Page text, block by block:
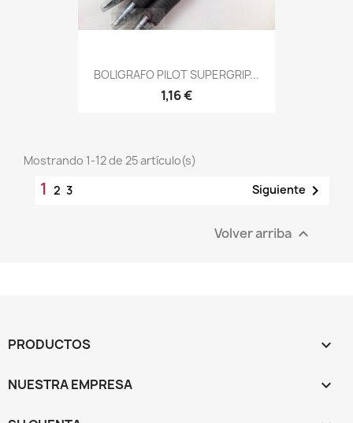
BOLIGRAFO PILOT SUPERGRIP...
1,16 €
Mostrando 1-12 de 25 artículo(s)
1 2 3 Siguiente 
Volver arriba 
PRODUCTOS 
NUESTRA EMPRESA 